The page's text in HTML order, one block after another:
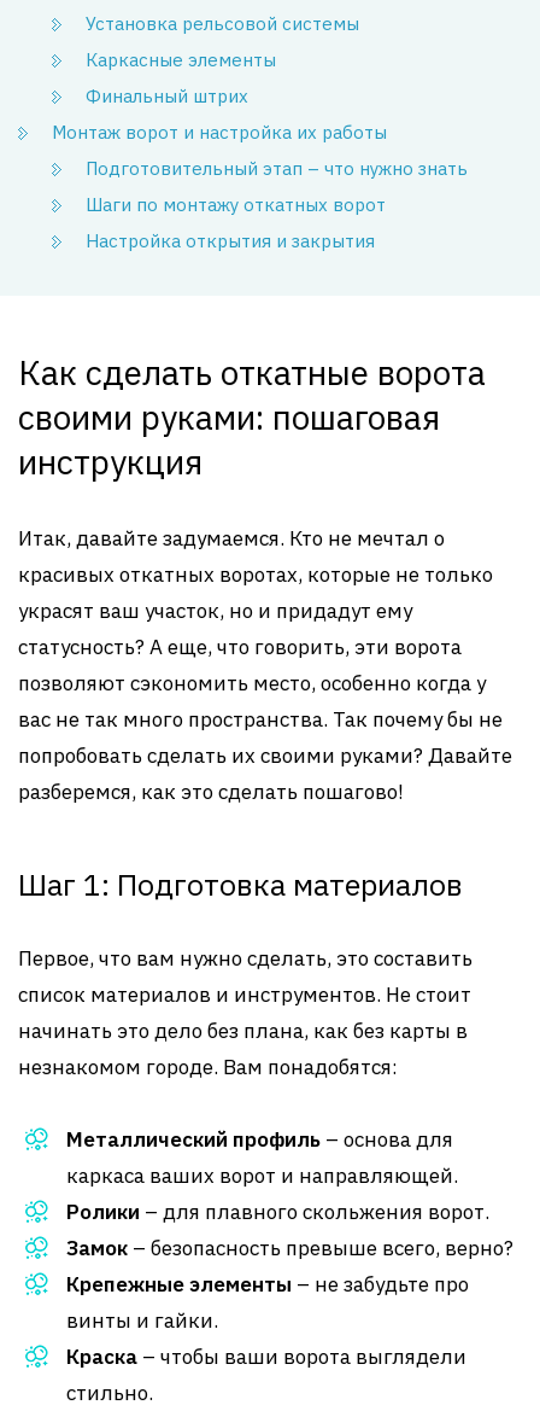
Установка рельсовой системы
Каркасные элементы
Финальный штрих
Монтаж ворот и настройка их работы
Подготовительный этап – что нужно знать
Шаги по монтажу откатных ворот
Настройка открытия и закрытия
Как сделать откатные ворота
своими руками: пошаговая
инструкция
Итак, давайте задумаемся. Кто не мечтал о
красивых откатных воротах, которые не только
украсят ваш участок, но и придадут ему
статусность? А еще, что говорить, эти ворота
позволяют сэкономить место, особенно когда у
вас не так много пространства. Так почему бы не
попробовать сделать их своими руками? Давайте
разберемся, как это сделать пошагово!
Шаг 1: Подготовка материалов
Первое, что вам нужно сделать, это составить
список материалов и инструментов. Не стоит
начинать это дело без плана, как без карты в
незнакомом городе. Вам понадобятся:
Металлический профиль – основа для
каркаса ваших ворот и направляющей.
Ролики – для плавного скольжения ворот.
Замок – безопасность превыше всего, верно?
Крепежные элементы – не забудьте про
винты и гайки.
Краска – чтобы ваши ворота выглядели
стильно.